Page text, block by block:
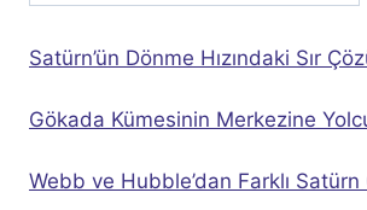
Satürn’ün Dönme Hızındaki Sır
Gökada Kümesinin Merkezine
Webb ve Hubble’dan Farklı